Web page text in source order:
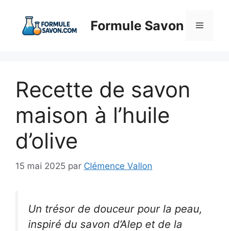
contenu
Formule Savon Menu
Recette de savon
maison à l’huile
d’olive
15 mai 2025 par Clémence Vallon
Un trésor de douceur pour la peau,
inspiré du savon d’Alep et de la